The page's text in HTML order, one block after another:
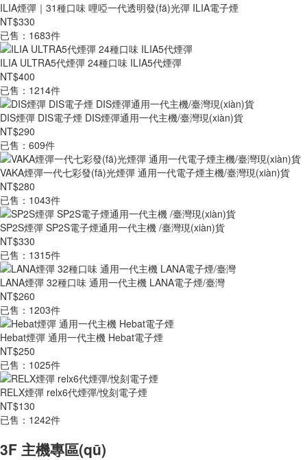
ILIA煙彈｜31種口味 哩啞一代透明發(fā)光彈 ILIA電子煙
NT$330
已售：1683件
ILIA ULTRA5代煙彈 24種口味 ILIA5代煙彈
NT$400
已售：1214件
DIS煙彈 DIS電子煙 DIS煙彈通用一代主機/臺灣現(xiàn)貨
NT$290
已售：609件
VAKA煙彈一代七彩發(fā)光煙彈 通用一代電子煙主機/臺灣現(xiàn)貨
NT$280
已售：1043件
SP2S煙彈 SP2S電子煙通用一代主機 /臺灣現(xiàn)貨
NT$330
已售：1315件
LANA煙彈 32種口味 通用一代主機 LANA電子煙/臺灣
NT$260
已售：1203件
Hebat煙彈 通用一代主機 Hebat電子煙
NT$250
已售：1025件
RELX煙彈 relx6代煙彈/悅刻電子煙
NT$130
已售：1242件
3F 主機專區(qū)